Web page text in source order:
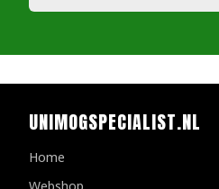
UNIMOGSPECIALIST.NL
Home